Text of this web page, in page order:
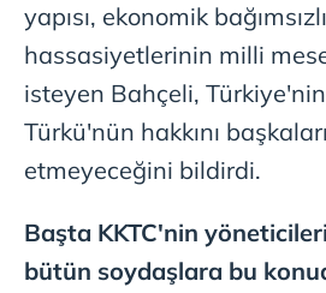
yapısı, ekonomik
hassasiyetlerinin milli
isteyen Bahçeli, Türkiye'nin,
Türkü'nün hakkını
etmeyeceğini bildirdi.
Başta KKTC'nin
bütün soydaşlara bu